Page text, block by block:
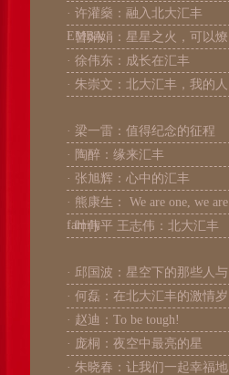
· 许灌燊：融入北大汇丰
EMBA
· 曾娟娟：星星之火，可以燎
· 徐伟东：成长在汇丰
· 朱崇文：北大汇丰，我的人
· 梁一雷：值得纪念的征程
· 陶醉：缘来汇丰
· 张旭辉：心中的汇丰
· 熊康生： We are one, we are
family
· 叶伟平 王志伟：北大汇丰
· 邱国波：星空下的那些人与
· 何磊：在北大汇丰的激情岁
· 赵迪：To be tough!
· 庞桐：夜空中最亮的星
· 朱晓春：让我们一起幸福地